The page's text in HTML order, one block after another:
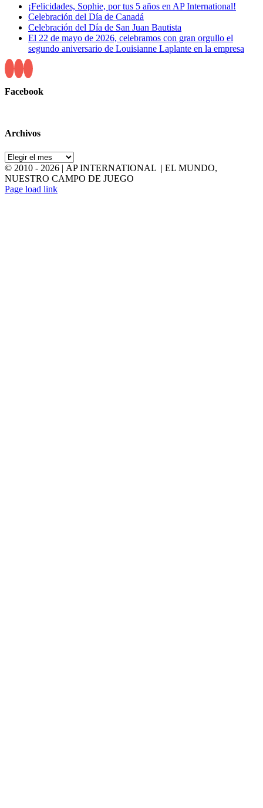
¡Felicidades, Sophie, por tus 5 años en AP International!
Celebración del Día de Canadá
Celebración del Día de San Juan Bautista
El 22 de mayo de 2026, celebramos con gran orgullo el
segundo aniversario de Louisianne Laplante en la empresa
Facebook
Archivos
Archivos
© 2010 - 2026 | AP INTERNATIONAL | EL MUNDO,
NUESTRO CAMPO DE JUEGO
LinkedIn
YouTube
Page load link